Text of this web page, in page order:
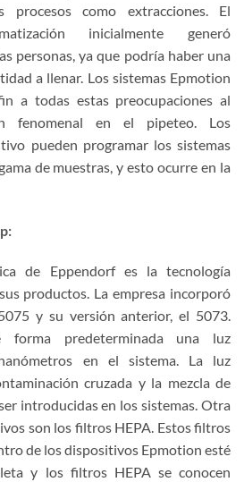
procesos como extracciones. El
inicialmente generó
personas, ya que podría haber una
a llenar. Los sistemas Epmotion
a todas estas preocupaciones al
fenomenal en el pipeteo. Los
pueden programar los sistemas
de muestras, y esto ocurre en la
de Eppendorf es la tecnología
productos. La empresa incorporó
y su versión anterior, el 5073.
predeterminada una luz
en el sistema. La luz
cruzada y la mezcla de
introducidas en los sistemas. Otra
son los filtros HEPA. Estos filtros
de los dispositivos Epmotion esté
y los filtros HEPA se conocen